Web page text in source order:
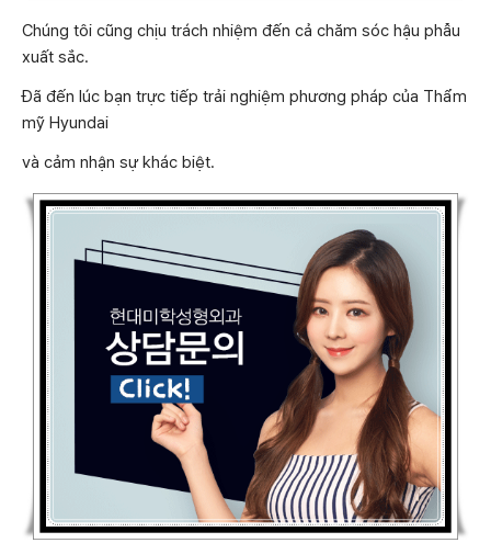
Chúng tôi cũng chịu trách nhiệm đến cả chăm sóc hậu phẫu
xuất sắc.
Đã đến lúc bạn trực tiếp trải nghiệm phương pháp của Thẩm
mỹ Hyundai
và cảm nhận sự khác biệt.